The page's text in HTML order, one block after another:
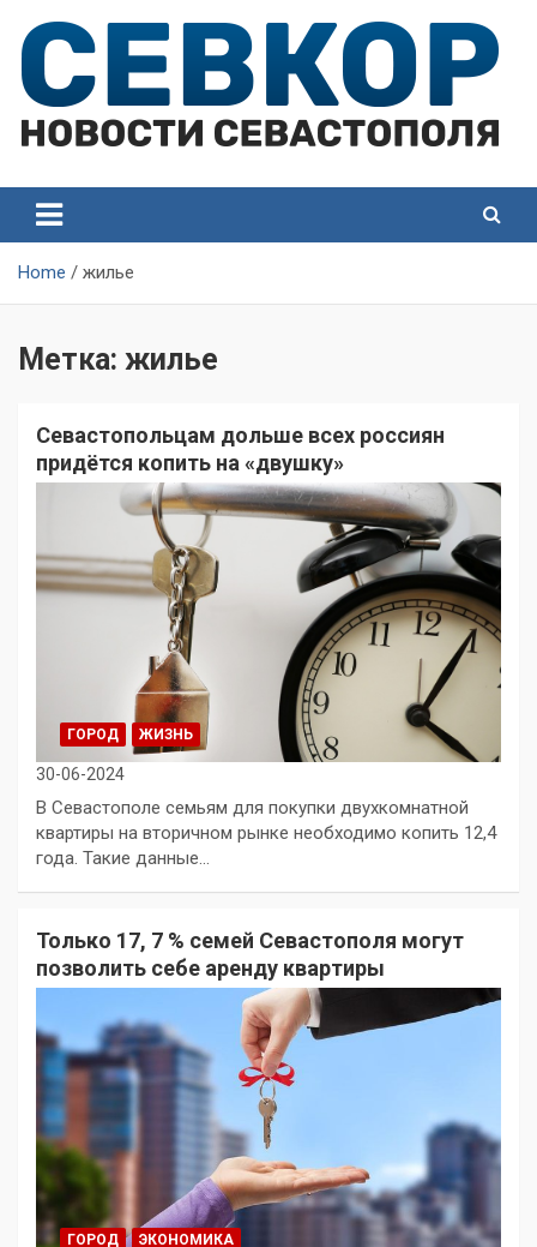
content
Севастополя
Севастополя
Home жилье
Метка: жилье
Севастопольцам дольше всех россиян
придётся копить на «двушку»
ГОРОД ЖИЗНЬ
30-06-2024
В Севастополе семьям для покупки двухкомнатной
квартиры на вторичном рынке необходимо копить 12,4
года. Такие данные…
Только 17, 7 % семей Севастополя могут
позволить себе аренду квартиры
ГОРОД ЭКОНОМИКА